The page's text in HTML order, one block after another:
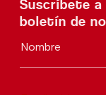
Suscríbete
boletín de
Nombre